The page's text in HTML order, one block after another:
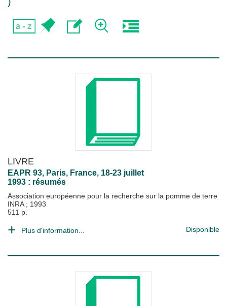
LIVRE
EAPR 93, Paris, France, 18-23 juillet
1993 : résumés
Association européenne pour la recherche sur la pomme de terre
INRA ; 1993
511 p.
Plus d'information... Disponible